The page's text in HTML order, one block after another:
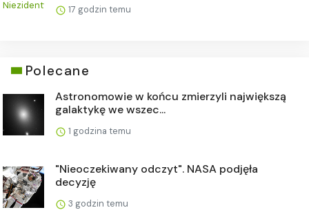
17 godzin temu
Polecane
Astronomowie w końcu zmierzyli największą
galaktykę we wszec...
1 godzina temu
"Nieoczekiwany odczyt". NASA podjęła
decyzję
3 godzin temu